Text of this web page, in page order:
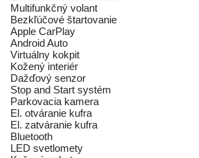
Multifunkčný volant
Bezkľúčové štartovanie
Apple CarPlay
Android Auto
Virtuálny kokpit
Kožený interiér
Dažďový senzor
Stop and Start systém
Parkovacia kamera
El. otváranie kufra
El. zatváranie kufra
Bluetooth
LED svetlomety